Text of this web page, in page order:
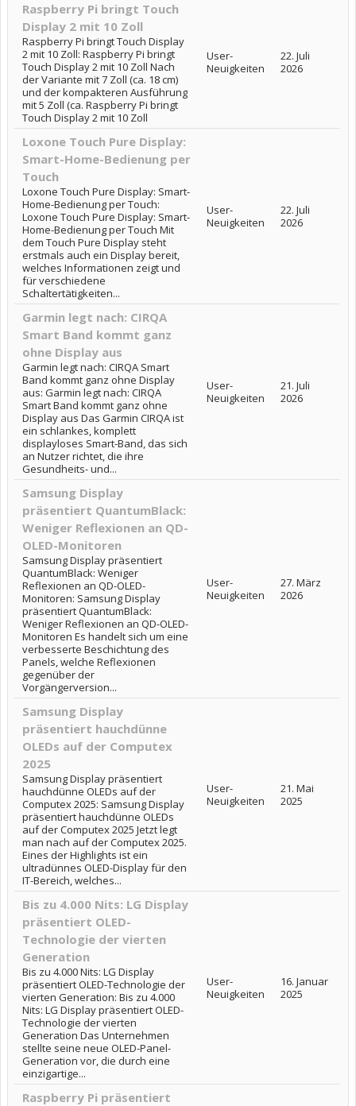
Raspberry Pi bringt Touch
Display 2 mit 10 Zoll
Raspberry Pi bringt Touch Display
2 mit 10 Zoll: Raspberry Pi bringt
Touch Display 2 mit 10 Zoll Nach
der Variante mit 7 Zoll (ca. 18 cm)
und der kompakteren Ausführung
mit 5 Zoll (ca. Raspberry Pi bringt
Touch Display 2 mit 10 Zoll
User-
Neuigkeiten
22. Juli
2026
Loxone Touch Pure Display:
Smart-Home-Bedienung per
Touch
Loxone Touch Pure Display: Smart-
Home-Bedienung per Touch:
Loxone Touch Pure Display: Smart-
Home-Bedienung per Touch Mit
dem Touch Pure Display steht
erstmals auch ein Display bereit,
welches Informationen zeigt und
für verschiedene
Schaltertätigkeiten...
User-
Neuigkeiten
22. Juli
2026
Garmin legt nach: CIRQA
Smart Band kommt ganz
ohne Display aus
Garmin legt nach: CIRQA Smart
Band kommt ganz ohne Display
aus: Garmin legt nach: CIRQA
Smart Band kommt ganz ohne
Display aus Das Garmin CIRQA ist
ein schlankes, komplett
displayloses Smart-Band, das sich
an Nutzer richtet, die ihre
Gesundheits- und...
User-
Neuigkeiten
21. Juli
2026
Samsung Display
präsentiert QuantumBlack:
Weniger Reflexionen an QD-
OLED-Monitoren
Samsung Display präsentiert
QuantumBlack: Weniger
Reflexionen an QD-OLED-
Monitoren: Samsung Display
präsentiert QuantumBlack:
Weniger Reflexionen an QD-OLED-
Monitoren Es handelt sich um eine
verbesserte Beschichtung des
Panels, welche Reflexionen
gegenüber der
Vorgängerversion...
User-
Neuigkeiten
27. März
2026
Samsung Display
präsentiert hauchdünne
OLEDs auf der Computex
2025
Samsung Display präsentiert
hauchdünne OLEDs auf der
Computex 2025: Samsung Display
präsentiert hauchdünne OLEDs
auf der Computex 2025 Jetzt legt
man nach auf der Computex 2025.
Eines der Highlights ist ein
ultradünnes OLED-Display für den
IT-Bereich, welches...
User-
Neuigkeiten
21. Mai
2025
Bis zu 4.000 Nits: LG Display
präsentiert OLED-
Technologie der vierten
Generation
Bis zu 4.000 Nits: LG Display
präsentiert OLED-Technologie der
vierten Generation: Bis zu 4.000
Nits: LG Display präsentiert OLED-
Technologie der vierten
Generation Das Unternehmen
stellte seine neue OLED-Panel-
Generation vor, die durch eine
einzigartige...
User-
Neuigkeiten
16. Januar
2025
Raspberry Pi präsentiert